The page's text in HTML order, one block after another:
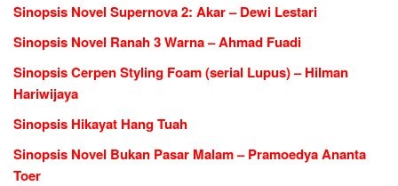
Sinopsis Novel Supernova 2: Akar – Dewi Lestari
Sinopsis Novel Ranah 3 Warna – Ahmad Fuadi
Sinopsis Cerpen Styling Foam (serial Lupus) – Hilman
Hariwijaya
Sinopsis Hikayat Hang Tuah
Sinopsis Novel Bukan Pasar Malam – Pramoedya Ananta
Toer